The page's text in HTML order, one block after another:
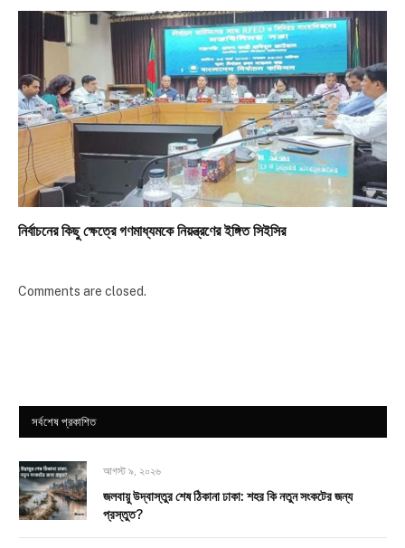
নির্বাচনের কিছু ক্ষেত্রে গণমাধ্যমকে নিয়ন্ত্রণের ইঙ্গিত সিইসির
Comments are closed.
সর্বশেষ প্রকাশিত
আগস্ট ৯, ২০২৬
জলবায়ু উদ্বাস্তুর শেষ ঠিকানা ঢাকা: শহর কি নতুন সংকটের জন্য
প্রস্তুত?